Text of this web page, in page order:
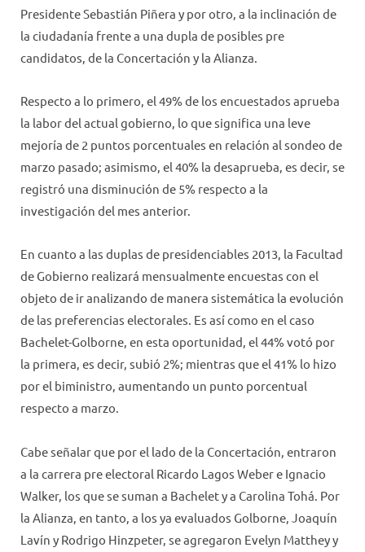
Presidente Sebastián Piñera y por otro, a la inclinación de
la ciudadanía frente a una dupla de posibles pre
candidatos, de la Concertación y la Alianza.
Respecto a lo primero, el 49% de los encuestados aprueba
la labor del actual gobierno, lo que significa una leve
mejoría de 2 puntos porcentuales en relación al sondeo de
marzo pasado; asimismo, el 40% la desaprueba, es decir, se
registró una disminución de 5% respecto a la
investigación del mes anterior.
En cuanto a las duplas de presidenciables 2013, la Facultad
de Gobierno realizará mensualmente encuestas con el
objeto de ir analizando de manera sistemática la evolución
de las preferencias electorales. Es así como en el caso
Bachelet-Golborne, en esta oportunidad, el 44% votó por
la primera, es decir, subió 2%; mientras que el 41% lo hizo
por el biministro, aumentando un punto porcentual
respecto a marzo.
Cabe señalar que por el lado de la Concertación, entraron
a la carrera pre electoral Ricardo Lagos Weber e Ignacio
Walker, los que se suman a Bachelet y a Carolina Tohá. Por
la Alianza, en tanto, a los ya evaluados Golborne, Joaquín
Lavín y Rodrigo Hinzpeter, se agregaron Evelyn Matthey y